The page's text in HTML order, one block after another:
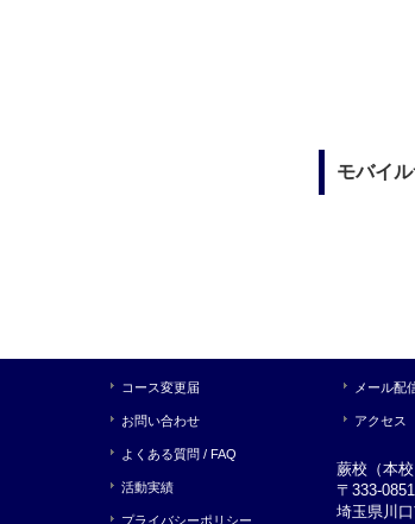
モバイ
コース変更届
お問い合わせ
よくある質問 / FAQ
活動実績
プライバシーポリシー
メール配
アクセス
蕨校（本校
〒333-0851
埼玉県川